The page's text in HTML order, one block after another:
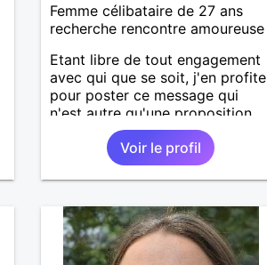
Femme célibataire de 27 ans
recherche rencontre amoureuse
Etant libre de tout engagement
avec qui que se soit, j'en profite
pour poster ce message qui
n'est autre qu'une proposition
de contact avec qui voudra qui
habite Sada ou Mayotte en
entier... Peut être ne pourrai-je
répondre à tout le monde, mais
ce que cela pourrait donner. Je
reste optimiste sur l'avenir et
vous ?
Voir le profil